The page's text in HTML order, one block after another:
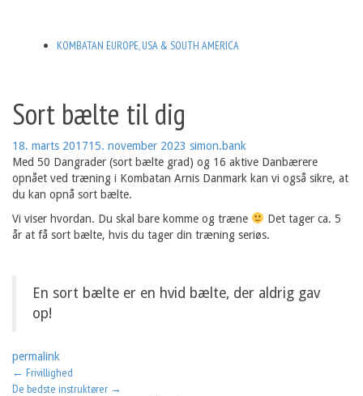
KOMBATAN EUROPE, USA & SOUTH AMERICA
Sort bælte til dig
18. marts 201715. november 2023 simon.bank
Med 50 Dangrader (sort bælte grad) og 16 aktive Danbærere
opnået ved træning i Kombatan Arnis Danmark kan vi også sikre, at
du kan opnå sort bælte.
Vi viser hvordan. Du skal bare komme og træne
Det tager ca. 5
år at få sort bælte, hvis du tager din træning seriøs.
En sort bælte er en hvid bælte, der aldrig gav
op!
permalink
Post
← Frivillighed
De bedste instruktører →